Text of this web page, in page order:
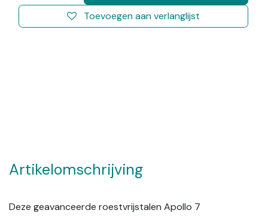
Toevoegen aan verlanglijst
Artikelomschrijving
Deze geavanceerde roestvrijstalen Apollo 7